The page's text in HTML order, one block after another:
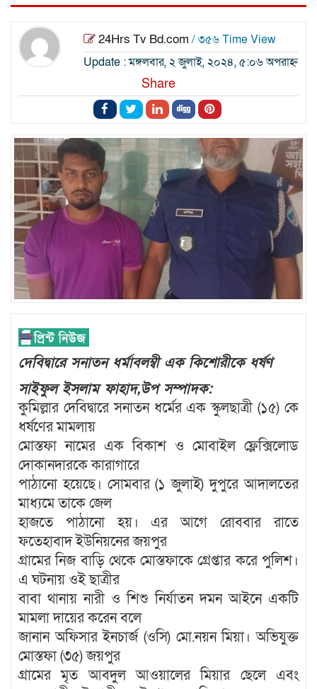
24Hrs Tv Bd.com / ৩৫৬ Time View
Update : মঙ্গলবার, ২ জুলাই, ২০২৪, ৫:০৬ অপরাহ্ন
Share
দেবিদ্বারে সনাতন ধর্মাবলম্বী এক কিশোরীকে ধর্ষণ
সাইফুল ইসলাম ফাহাদ,উপ সম্পাদক:
কুমিল্লার দেবিদ্বারে সনাতন ধর্মের এক স্কুলছাত্রী (১৫) কে
ধর্ষণের মামলায়
মোস্তফা নামের এক বিকাশ ও মোবাইল ফ্লেক্সিলোড
দোকানদারকে কারাগারে
পাঠানো হয়েছে। সোমবার (১ জুলাই) দুপুরে আদালতের
মাধ্যমে তাকে জেল
হাজতে পাঠানো হয়। এর আগে রোববার রাতে
ফতেহাবাদ ইউনিয়নের জয়পুর
গ্রামের নিজ বাড়ি থেকে মোস্তফাকে গ্রেপ্তার করে পুলিশ।
এ ঘটনায় ওই ছাত্রীর
বাবা থানায় নারী ও শিশু নির্যাতন দমন আইনে একটি
মামলা দায়ের করেন বলে
জানান অফিসার ইনচার্জ (ওসি) মো.নয়ন মিয়া। অভিযুক্ত
মোস্তফা (৩৫) জয়পুর
গ্রামের মৃত আবদুল আওয়ালের মিয়ার ছেলে এবং